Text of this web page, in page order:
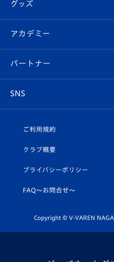
チケット
イベント
メディア
ホームタウン
スタッフプロフィール
マスコット紹介
平和祈念活動
ホームタウン活動
Revive Team
ヴィヴィくんの長崎おもてな
フォトギャラリー
スタジアムグルメ
V-LOVERS（ファンクラブ）
プレイヤーズスイート
グッズ
オンラインショップ
店舗情報
アカデミー
育成からのお知らせ
U-18
スクール
パートナー
SNS
ヴィヴィくんインスタグラム
公式LINE＠
ご利用規約
クラブ概要
プライバシーポリシー
FAQ〜お問合せ〜
Copyright © V-VAREN